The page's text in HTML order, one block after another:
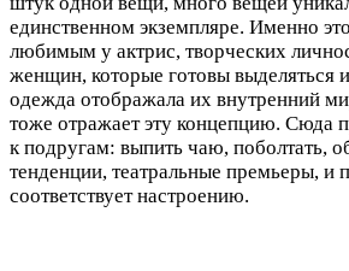
единственном экземпляре. Именно
любимым у актрис, творческих
женщин, которые готовы выделяться
одежда отображала их внутренний
тоже отражает эту концепцию. Сюда
к подругам: выпить чаю, поболтать,
тенденции, театральные премьеры, и
соответствует настроению.